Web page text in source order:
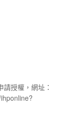
授權，網址：